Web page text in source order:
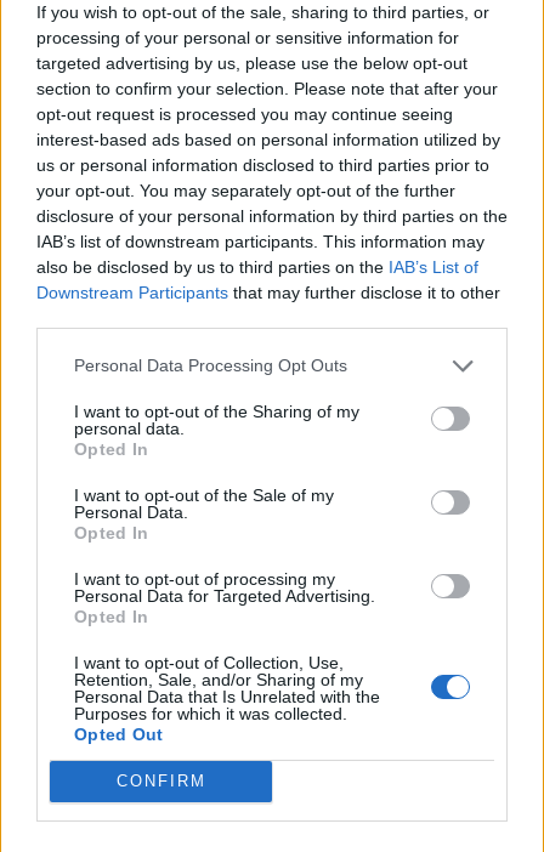
If you wish to opt-out of the sale, sharing to third parties, or
processing of your personal or sensitive information for
targeted advertising by us, please use the below opt-out
section to confirm your selection. Please note that after your
opt-out request is processed you may continue seeing
interest-based ads based on personal information utilized by
us or personal information disclosed to third parties prior to
your opt-out. You may separately opt-out of the further
disclosure of your personal information by third parties on the
IAB’s list of downstream participants. This information may
also be disclosed by us to third parties on the IAB’s List of
Downstream Participants that may further disclose it to other
Personal Data Processing Opt Outs
I want to opt-out of the Sharing of my
personal data.
Opted In
I want to opt-out of the Sale of my
Personal Data.
Opted In
I want to opt-out of processing my
Personal Data for Targeted Advertising.
Opted In
I want to opt-out of Collection, Use,
Retention, Sale, and/or Sharing of my
Personal Data that Is Unrelated with the
Purposes for which it was collected.
Opted Out
CONFIRM
navigációs szoftver jelenleg. Azt azonban már
kevesen tudják, hogy ez a szoftver magyar,
gyártója pedig az a NavNGo Kft, akinek
sikertörténetét az utóbbi hetekben országszerte
szaporodó óriásplakátok hirdetik. Milyen piaci
pozíciót tölt be jelenleg a társaság? Mekkora
növekedést produkálnak? Hamarosan
felvásárolja-e őket egy óriáscég, vagy
számíthatunk esetleg tőzsdei megjelenésükre? A
portfolio.hu Kátai Attillával, a cég egyik
tulajdonosával és alapító tagjával beszélgetett
ezekről a kérdésekről.
Szívvel-lélekkel.... portfolio.hu: Milyen ötlettől vezérelve
alapították a NavNGo Kft-t? Kátai Attila: A NavNGo 2004-
környékén indult el. Minden tulajdonosnak van valamilyen
történelme a navigációs témakörben, van, akinek
Alapításkor négy szereplő volt jelen...
KEDVES OLVASÓNK!
A keresett cikk a portfolio.hu hírarchívumához
tartozik, melynek olvasása előfizetéses
regisztrációhoz kötött.
Az előfizetés a következőket tartalmazza: